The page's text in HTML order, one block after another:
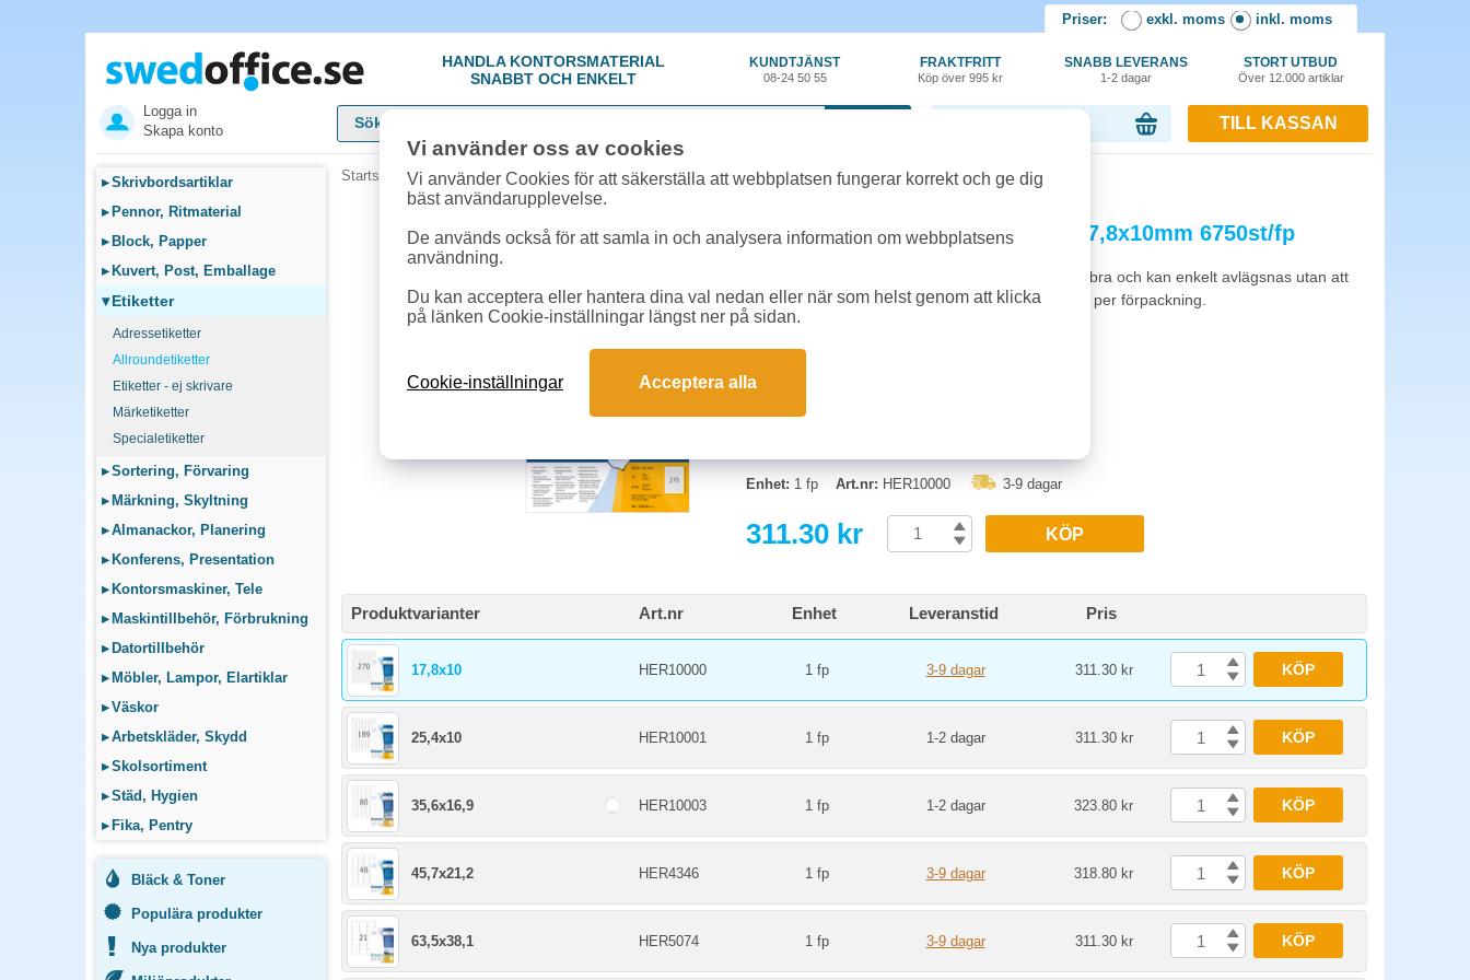
Priser: exkl. moms inkl. moms
HANDLA KONTORSMATERIAL
SNABBT OCH ENKELT
KUNDTJÄNST
08-24 50 55
FRAKTFRITT
Köp över 995 kr
SNABB LEVERANS
1-2 dagar
STORT UTBUD
Över 12.000 artiklar
Logga in
Skapa konto
TILL KASSAN
▸Skrivbordsartiklar
▸ Pennor, Ritmaterial
▸ Block, Papper
▸ Kuvert, Post, Emballage
▾Etiketter
Adressetiketter
Allroundetiketter
Etiketter - ej skrivare
Märketiketter
Specialetiketter
▸Sortering, Förvaring
▸ Märkning, Skyltning
▸Almanackor, Planering
▸ Konferens, Presentation
▸ Kontorsmaskiner, Tele
▸ Maskintillbehör, Förbrukning
▸ Datortillbehör
▸ Möbler, Lampor, Elartiklar
▸Väskor
▸Arbetskläder, Skydd
▸Skolsortiment
▸Städ, Hygien
▸ Fika, Pentry
Bläck & Toner
Populära produkter
Nya produkter
Startsida »Etiketter»Allroundetiketter»Etikett avtagbar Herma Special 17,8x10mm 6750st/fp
Etikett avtagbar Herma Special 17,8x10mm 6750st/fp
Vita avtagbara och självhäftande etiketter. Fäster bra och kan enkelt avlägsnas utan att
kvarlämna limrester eller märken. 6750st etiketter per förpackning.
Begränsad returrätt
Enhet: 1 fp Art.nr: HER10000 3-9 dagar
311.30 kr KÖP
Produktvarianter Art.nr Enhet Leveranstid Pris
17,8x10 HER10000 1 fp 3-9 dagar 311.30 kr KÖP
25,4x10 HER10001 1 fp 1-2 dagar 311.30 kr KÖP
35,6x16,9 HER10003 1 fp 1-2 dagar 323.80 kr KÖP
45,7x21,2 HER4346 1 fp 3-9 dagar 318.80 kr KÖP
63,5x38,1 HER5074 1 fp 3-9 dagar 311.30 kr KÖP
Vi använder oss av cookies
Vi använder Cookies för att säkerställa att webbplatsen fungerar korrekt och ge dig
bäst användarupplevelse.
De används också för att samla in och analysera information om webbplatsens
användning.
Du kan acceptera eller hantera dina val nedan eller när som helst genom att klicka
på länken Cookie-inställningar längst ner på sidan.
Cookie-inställningar Acceptera alla